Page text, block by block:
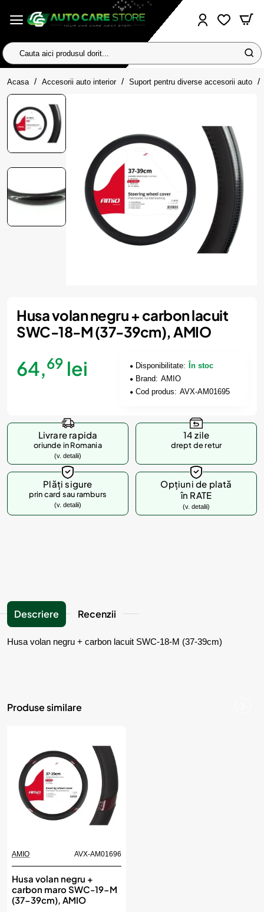
Cauta
aici
produsul
dorit...
Acasa homeAccesorii auto interior Suport pentru diverse accesorii auto
Husa volan negru + carbon lacuit
SWC-18-M (37-39cm), AMIO
64,69 lei Disponibilitate:
În stoc
Brand: AMIO
Cod produs: AVX-AM01695
Livrare rapida
oriunde in Romania
(v. detalii)
14 zile
drept de retur
Plăți sigure
prin card sau ramburs
(v. detalii)
Opțiuni de plată
în RATE
(v. detalii)
Descriere Recenzii
Husa volan negru + carbon lacuit SWC-18-M (37-39cm)
Produse similare
AMIO AVX-AM01696
Husa volan negru +
carbon maro SWC-19-M
(37-39cm), AMIO